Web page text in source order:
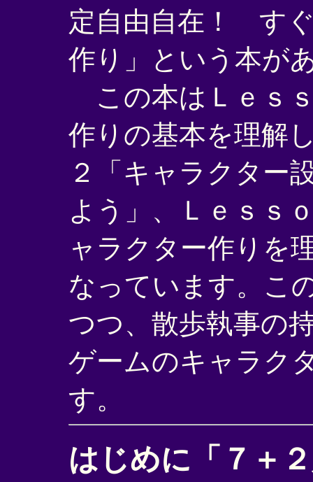
定自由自在！ す
作り」という本が
この本はＬｅｓ
作りの基本を理解
２「キャラクター
よう」、Ｌｅｓｓ
ャラクター作りを
なっています。こ
つつ、散歩執事の
ゲームのキャラク
す。
はじめに「７＋